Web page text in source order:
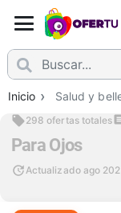
Inicio Salud y
298 ofertas totales
Para Ojos
Actualizado ago